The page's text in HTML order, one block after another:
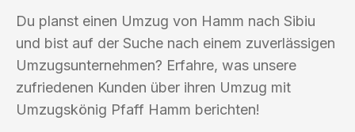
Du planst einen Umzug von Hamm nach Sibiu
und bist auf der Suche nach einem zuverlässigen
Umzugsunternehmen? Erfahre, was unsere
zufriedenen Kunden über ihren Umzug mit
Umzugskönig Pfaff Hamm berichten!